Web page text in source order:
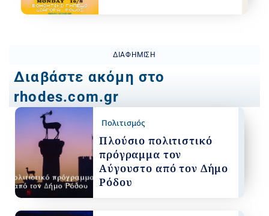
ΔΙΑΦΉΜΙΣΗ
Διαβάστε ακόμη στο
rhodes.com.gr
Πολιτισμός
Πλούσιο πολιτιστικό
πρόγραμμα τον
Αύγουστο από τον Δήμο
Ρόδου